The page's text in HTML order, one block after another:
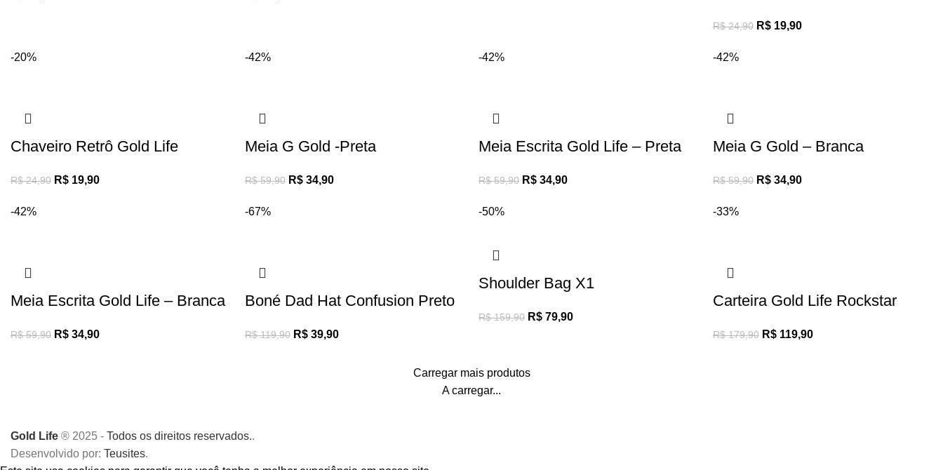
R$24,90 R$19,90
-20%
Chaveiro Retrô Gold Life
R$24,90 R$ 19,90
-42%
Meia G Gold -Preta
R$59,90 R$34,90
-42%
Meia Escrita Gold Life – Preta
R$59,90 R$ 34,90
-42%
Meia G Gold – Branca
R$59,90 R$34,90
-42%
Meia Escrita Gold Life – Branca
R$59,90 R$ 34,90
-67%
Boné Dad Hat Confusion Preto
R$119,90 R$39,90
-50%
Shoulder Bag X1
R$159,90 R$ 79,90
-33%
Carteira Gold Life Rockstar
R$179,90 R$119,90
Carregar mais produtos
A carregar...
Gold Life ® 2025 - Todos os direitos reservados..
Desenvolvido por: Teusites.